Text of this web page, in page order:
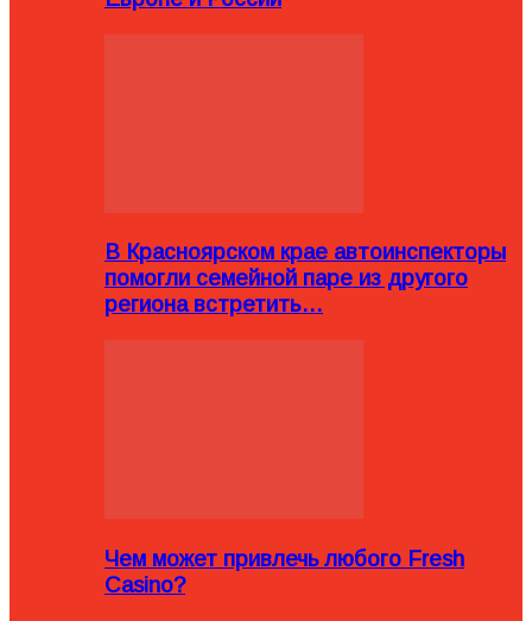
В Красноярском крае автоинспекторы
помогли семейной паре из другого
региона встретить…
Чем может привлечь любого Fresh
Casino?